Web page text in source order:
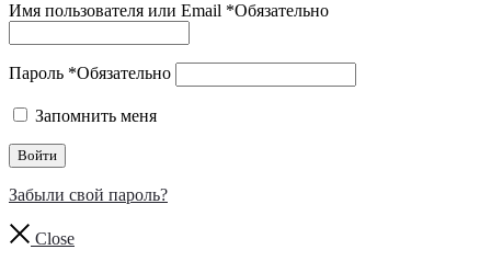
Имя пользователя или Email *Обязательно
Пароль *Обязательно
Запомнить меня
Войти
Забыли свой пароль?
Close